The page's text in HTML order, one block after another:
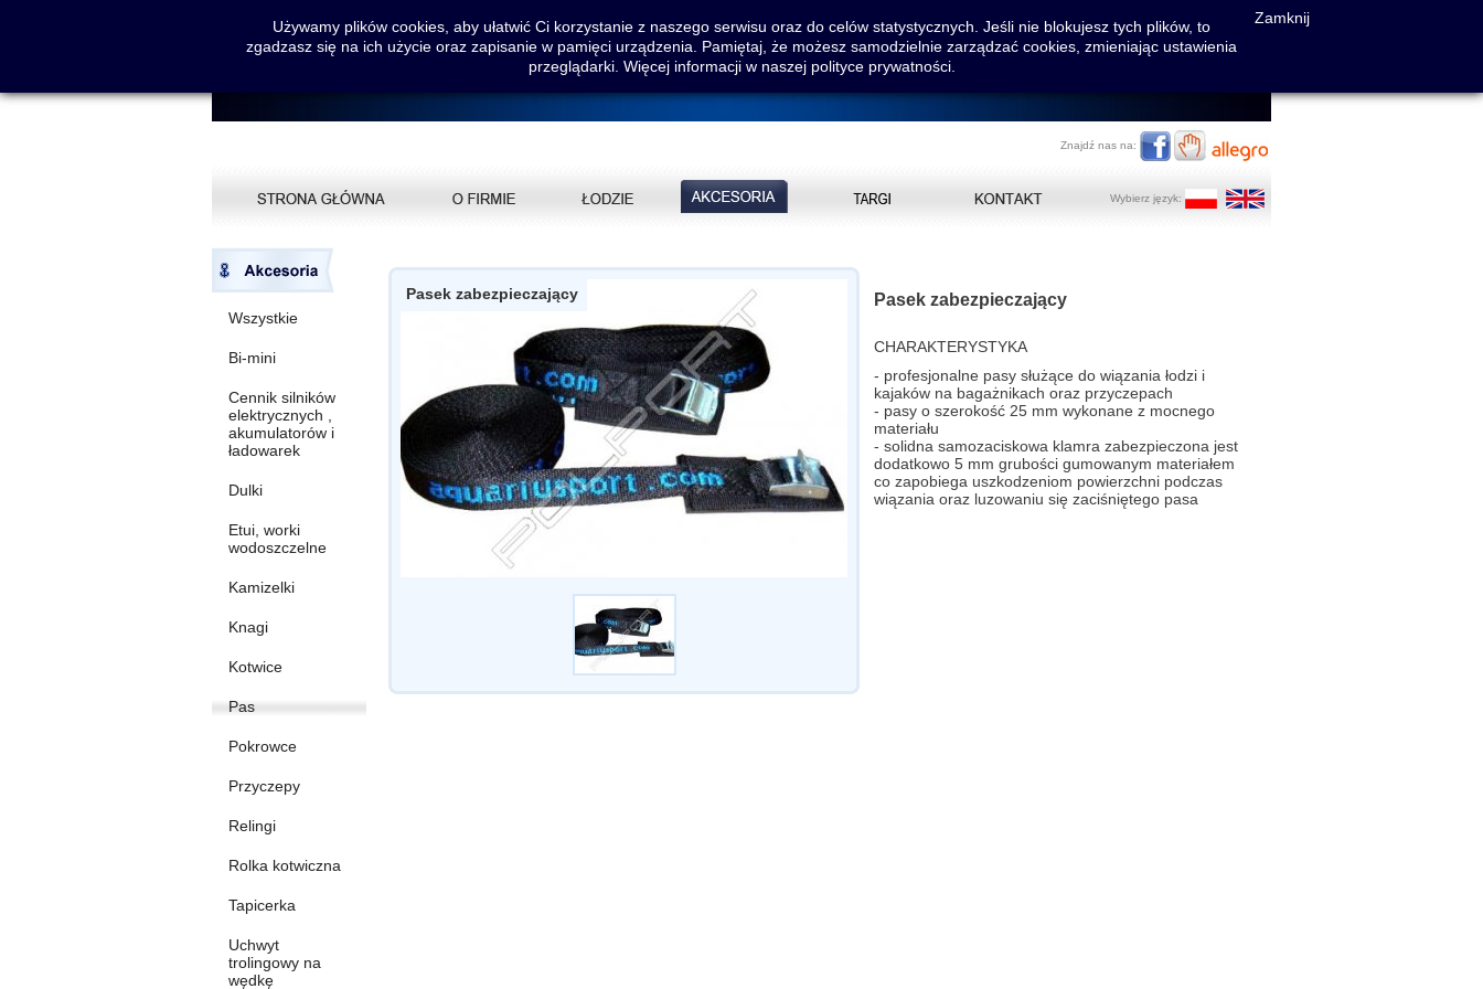
Znajdź nas na:
Wybierz język:
Wszystkie
Bi-mini
Cennik silników
elektrycznych ,
akumulatorów i
ładowarek
Dulki
Etui, worki
wodoszczelne
Kamizelki
Knagi
Kotwice
Pas
Pokrowce
Przyczepy
Relingi
Rolka kotwiczna
Tapicerka
Uchwyt
trolingowy na
wędkę
Pasek zabezpieczający Pasek zabezpieczający
CHARAKTERYSTYKA
- profesjonalne pasy służące do wiązania łodzi i
kajaków na bagażnikach oraz przyczepach
- pasy o szerokość 25 mm wykonane z mocnego
materiału
- solidna samozaciskowa klamra zabezpieczona jest
dodatkowo 5 mm grubości gumowanym materiałem
co zapobiega uszkodzeniom powierzchni podczas
wiązania oraz luzowaniu się zaciśniętego pasa
Używamy plików cookies, aby ułatwić Ci korzystanie z naszego serwisu oraz do celów statystycznych. Jeśli nie blokujesz tych plików, to
zgadzasz się na ich użycie oraz zapisanie w pamięci urządzenia. Pamiętaj, że możesz samodzielnie zarządzać cookies, zmieniając ustawienia
przeglądarki. Więcej informacji w naszej polityce prywatności.
Zamknij